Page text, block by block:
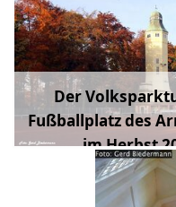
Der
Fußballplatz des
im Herbst